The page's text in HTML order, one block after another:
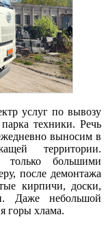
услуг по вывозу
техники. Речь
выносим в
территории.
только большими
после демонтажа
кирпичи, доски,
Даже небольшой
горы хлама.